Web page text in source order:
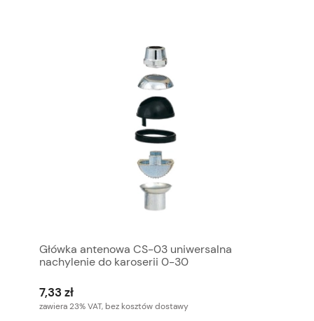
Główka antenowa CS-03 uniwersalna
nachylenie do karoserii 0-30
7,33 zł
zawiera 23% VAT, bez kosztów dostawy